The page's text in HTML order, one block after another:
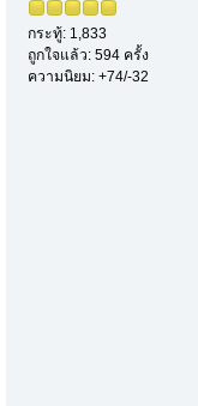
กระทู้: 1,833
ถูกใจแล้ว: 594 ครั้ง
ความนิยม: +74/-32